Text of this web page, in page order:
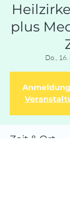
plus
Do.,
Zeit & Ort